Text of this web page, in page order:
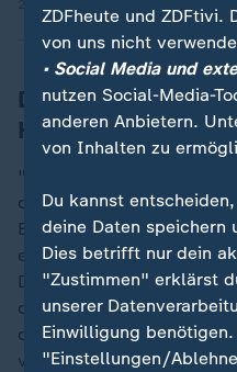
Durst oder Frust:
Hungergefühl?
"Wenn Hunger nicht das
die Lösung", weiß
Bäuerlein. Sie rät, vor
erstmal ein Glas Wasser
Durst, der mit dem
dann sollte man sich die
doch eher Frust oder
vermeintlichen
ZDFheute und ZDFtivi.
von uns nicht
• Social Media und
nutzen Social-Media-
anderen Anbietern.
von Inhalten zu
Du kannst
deine Daten speichern
Dies betrifft nur dein
"Zustimmen" erklärst
unserer
Einwilligung
"Einstellungen/